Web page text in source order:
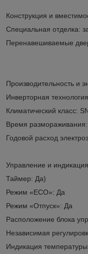
Конструкция и
Специальная отделка:
Перенавешиваемые
Производительность и
Инверторная
Климатический класс:
Время
Годовой расход
Управление и индикация
Таймер: Да)
Режим «ECO»: Да
Режим «Отпуск»: Да
Расположение блока
Независимая
Индикация